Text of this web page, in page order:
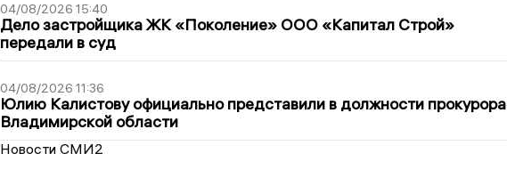
04/08/2026 15:40
Дело застройщика ЖК «Поколение» ООО «Капитал Строй»
передали в суд
04/08/2026 11:36
Юлию Калистову официально представили в должности прокурора
Владимирской области
Новости СМИ2